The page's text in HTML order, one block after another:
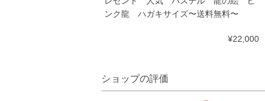
ンク龍 ハガキサイズ〜送料無料〜
¥22,000
ショップの評価